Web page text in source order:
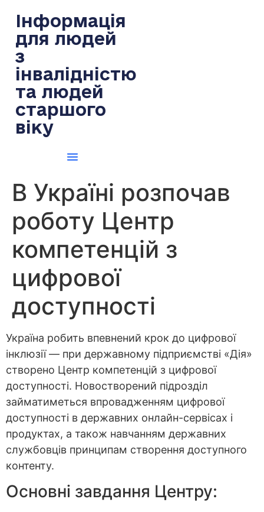
Інформація
для людей
з
інвалідністю
та людей
старшого
віку
В Україні розпочав
роботу Центр
компетенцій з
цифрової
доступності
Україна робить впевнений крок до цифрової
інклюзії — при державному підприємстві «Дія»
створено Центр компетенцій з цифрової
доступності. Новостворений підрозділ
займатиметься впровадженням цифрової
доступності в державних онлайн-сервісах і
продуктах, а також навчанням державних
службовців принципам створення доступного
контенту.
Основні завдання Центру: